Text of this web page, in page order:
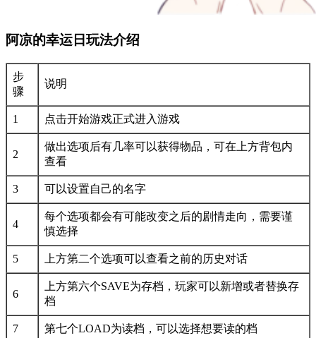
阿凉的幸运日玩法介绍
步
骤
说明
1 点击开始游戏正式进入游戏
2
做出选项后有几率可以获得物品，可在上方背包内
查看
3 可以设置自己的名字
4
每个选项都会有可能改变之后的剧情走向，需要谨
慎选择
5 上方第二个选项可以查看之前的历史对话
6
上方第六个SAVE为存档，玩家可以新增或者替换存
档
7 第七个LOAD为读档，可以选择想要读的档